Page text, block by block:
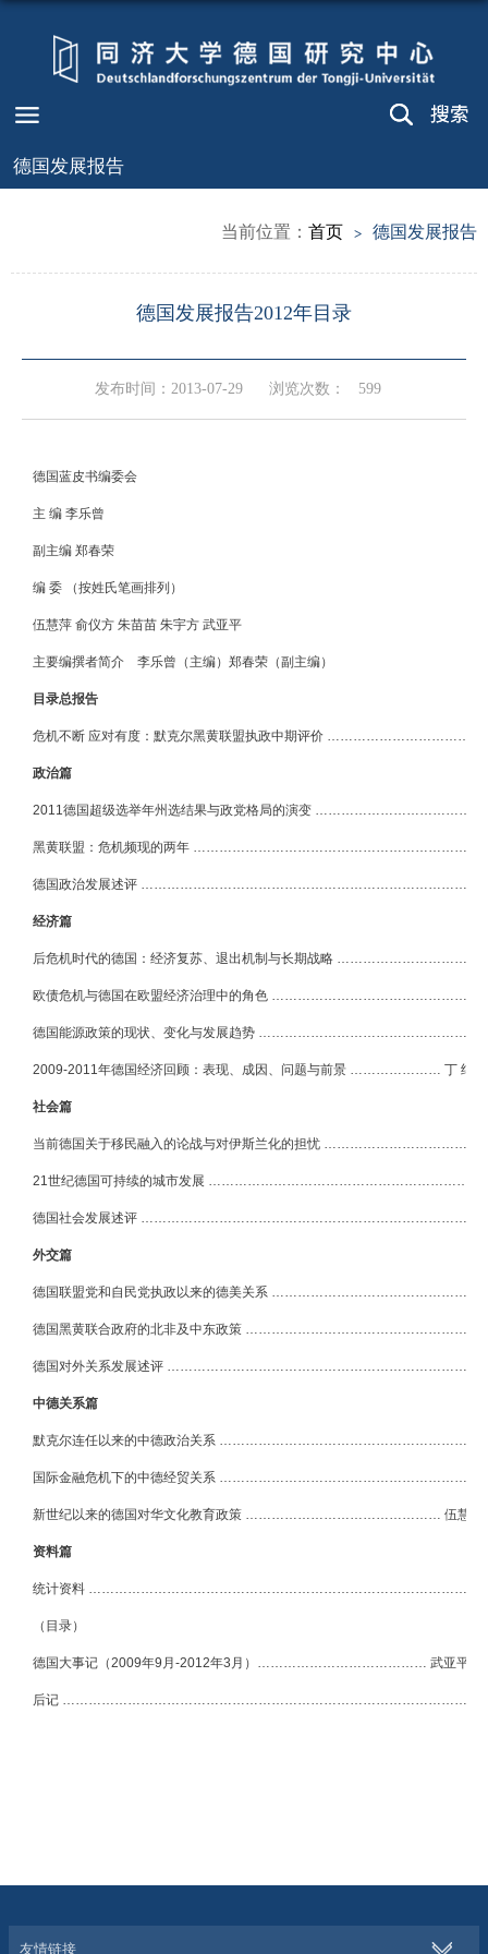
德国发展报告
当前位置： 首页 德国发展报告
德国发展报告2012年目录
发布时间：2013-07-29 浏览次数： 599
德国蓝皮书编委会
主 编 李乐曾
副主编 郑春荣
编 委 （按姓氏笔画排列）
伍慧萍 俞仪方 朱苗苗 朱宇方 武亚平
主要编撰者简介 李乐曾（主编）郑春荣（副主编）
目录总报告
危机不断 应对有度：默克尔黑黄联盟执政中期评价
政治篇
2011德国超级选举年州选结果与政党格局的演变
黑黄联盟：危机频现的两年 ……………………………………………………………
德国政治发展述评 ………………………………………………………………………
经济篇
后危机时代的德国：经济复苏、退出机制与长期战略
欧债危机与德国在欧盟经济治理中的角色 ……………………………………………
德国能源政策的现状、变化与发展趋势 ………………………………………………
2009-2011年德国经济回顾：表现、成因、问题与前景 ………………… 丁 纯
社会篇
当前德国关于移民融入的论战与对伊斯兰化的担忧
21世纪德国可持续的城市发展 ………………………………………………………
德国社会发展述评 ………………………………………………………………………
外交篇
德国联盟党和自民党执政以来的德美关系
德国黑黄联合政府的北非及中东政策 …………………………………………………
德国对外关系发展述评 …………………………………………………………………
中德关系篇
默克尔连任以来的中德政治关系 ………………………………………………………
国际金融危机下的中德经贸关系 ………………………………………………………
新世纪以来的德国对华文化教育政策 ……………………………………… 伍慧萍
资料篇
统计资料 …………………………………………………………………………………
（目录）
德国大事记（2009年9月-2012年3月）………………………………… 武亚平 俞
后记 ………………………………………………………………………………………
友情链接